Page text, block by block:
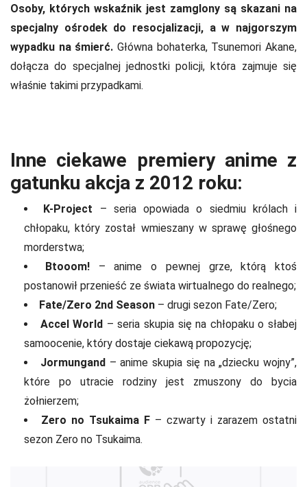
Osoby, których wskaźnik jest zamglony są skazani na
specjalny ośrodek do resocjalizacji, a w najgorszym
wypadku na śmierć. Główna bohaterka, Tsunemori Akane,
dołącza do specjalnej jednostki policji, która zajmuje się
właśnie takimi przypadkami.
Inne ciekawe premiery anime z
gatunku akcja z 2012 roku:
K-Project – seria opowiada o siedmiu królach i
chłopaku, który został wmieszany w sprawę głośnego
morderstwa;
Btooom! – anime o pewnej grze, którą ktoś
postanowił przenieść ze świata wirtualnego do realnego;
Fate/Zero 2nd Season – drugi sezon Fate/Zero;
Accel World – seria skupia się na chłopaku o słabej
samoocenie, który dostaje ciekawą propozycję;
Jormungand – anime skupia się na „dziecku wojny”,
które po utracie rodziny jest zmuszony do bycia
żołnierzem;
Zero no Tsukaima F – czwarty i zarazem ostatni
sezon Zero no Tsukaima.